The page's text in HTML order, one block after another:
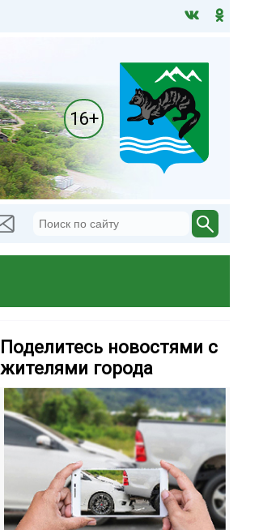
16+
Поделитесь новостями с
жителями города